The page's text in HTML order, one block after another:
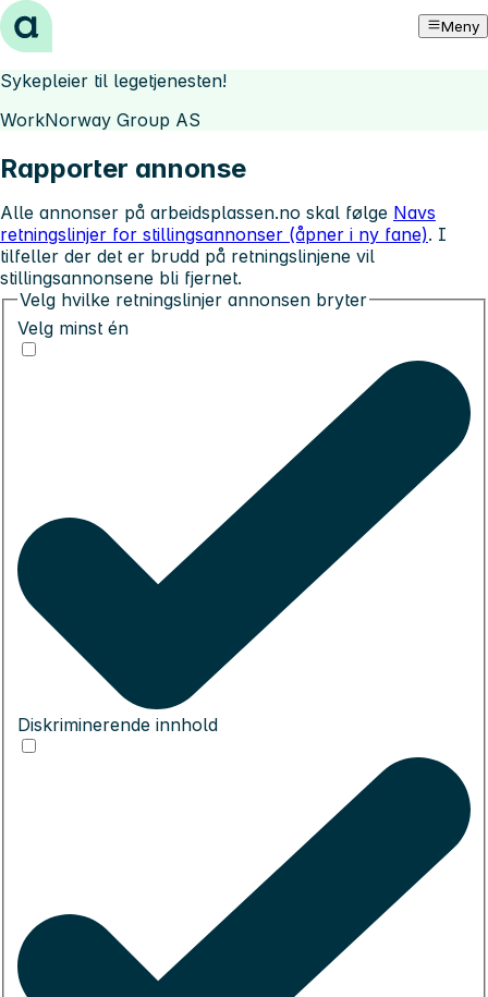
Hopp til innhold Meny
Sykepleier til legetjenesten!
WorkNorway Group AS
Rapporter annonse
Alle annonser på arbeidsplassen.no skal følge Navs
retningslinjer for stillingsannonser (åpner i ny fane). I
tilfeller der det er brudd på retningslinjene vil
stillingsannonsene bli fjernet.
Velg hvilke retningslinjer annonsen bryter
Velg minst én
Diskriminerende innhold